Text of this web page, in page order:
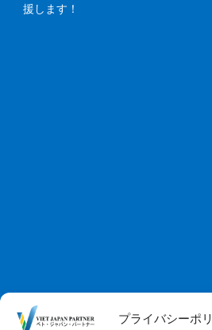
プライバシーポ
援します！